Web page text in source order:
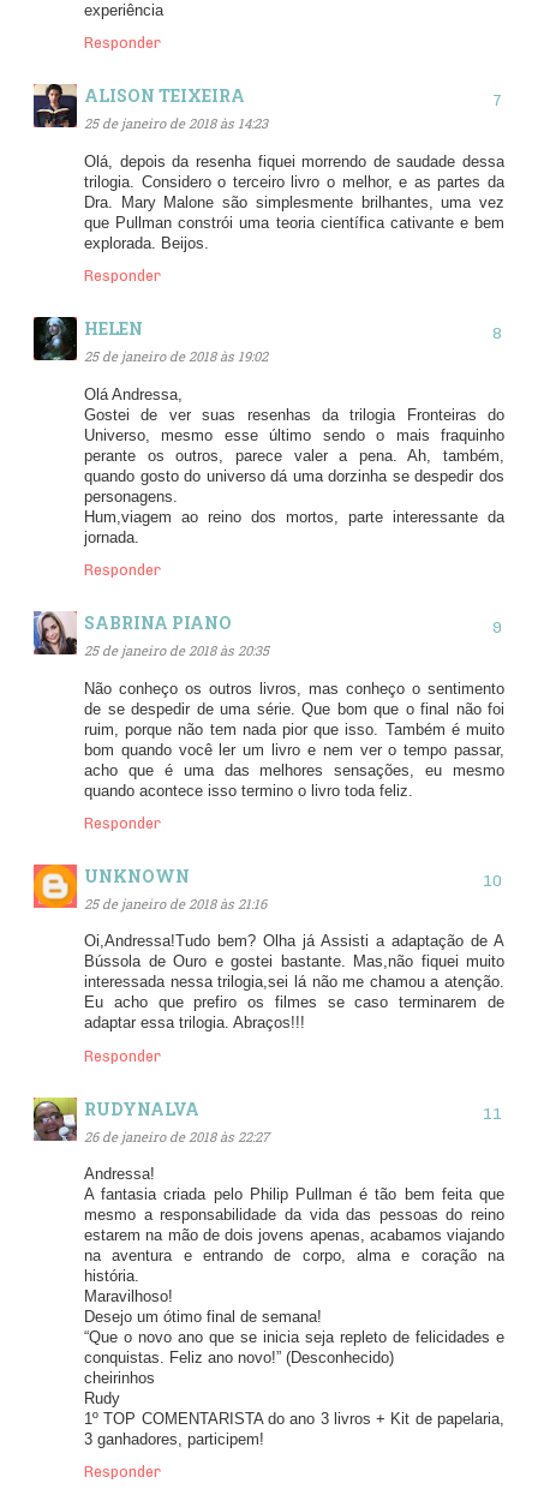
experiência
Responder
ALISON TEIXEIRA
25 de janeiro de 2018 às 14:23
Olá, depois da resenha fiquei morrendo de saudade dessa
trilogia. Considero o terceiro livro o melhor, e as partes da
Dra. Mary Malone são simplesmente brilhantes, uma vez
que Pullman constrói uma teoria científica cativante e bem
explorada. Beijos.
Responder
HELEN
25 de janeiro de 2018 às 19:02
Olá Andressa,
Gostei de ver suas resenhas da trilogia Fronteiras do
Universo, mesmo esse último sendo o mais fraquinho
perante os outros, parece valer a pena. Ah, também,
quando gosto do universo dá uma dorzinha se despedir dos
personagens.
Hum,viagem ao reino dos mortos, parte interessante da
jornada.
Responder
SABRINA PIANO
25 de janeiro de 2018 às 20:35
Não conheço os outros livros, mas conheço o sentimento
de se despedir de uma série. Que bom que o final não foi
ruim, porque não tem nada pior que isso. Também é muito
bom quando você ler um livro e nem ver o tempo passar,
acho que é uma das melhores sensações, eu mesmo
quando acontece isso termino o livro toda feliz.
Responder
UNKNOWN
25 de janeiro de 2018 às 21:16
Oi,Andressa!Tudo bem? Olha já Assisti a adaptação de A
Bússola de Ouro e gostei bastante. Mas,não fiquei muito
interessada nessa trilogia,sei lá não me chamou a atenção.
Eu acho que prefiro os filmes se caso terminarem de
adaptar essa trilogia. Abraços!!!
Responder
RUDYNALVA
26 de janeiro de 2018 às 22:27
Andressa!
A fantasia criada pelo Philip Pullman é tão bem feita que
mesmo a responsabilidade da vida das pessoas do reino
estarem na mão de dois jovens apenas, acabamos viajando
na aventura e entrando de corpo, alma e coração na
história.
Maravilhoso!
Desejo um ótimo final de semana!
“Que o novo ano que se inicia seja repleto de felicidades e
conquistas. Feliz ano novo!” (Desconhecido)
cheirinhos
Rudy
1º TOP COMENTARISTA do ano 3 livros + Kit de papelaria,
3 ganhadores, participem!
Responder